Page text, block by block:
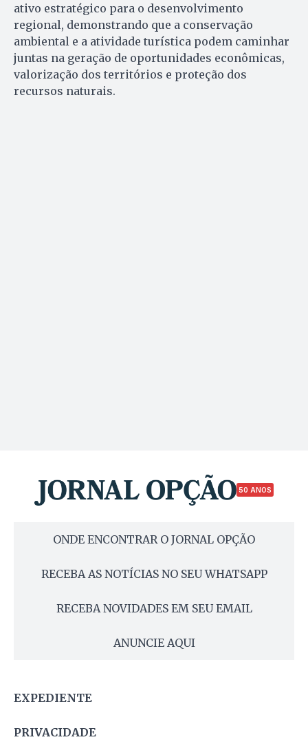
ativo estratégico para o desenvolvimento
regional, demonstrando que a conservação
ambiental e a atividade turística podem caminhar
juntas na geração de oportunidades econômicas,
valorização dos territórios e proteção dos
recursos naturais.
50 ANOS
ONDE ENCONTRAR O JORNAL OPÇÃO
RECEBA AS NOTÍCIAS NO SEU WHATSAPP
RECEBA NOVIDADES EM SEU EMAIL
ANUNCIE AQUI
EXPEDIENTE
PRIVACIDADE